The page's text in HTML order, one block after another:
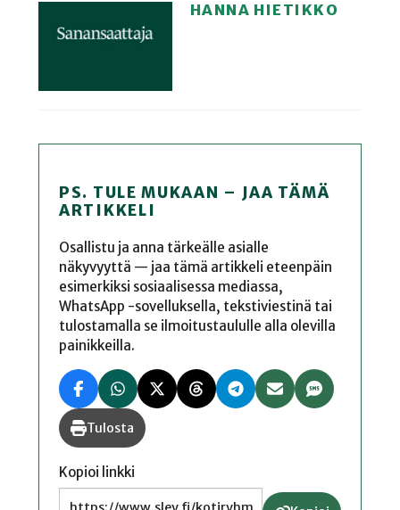
HANNA HIETIKKO
PS. TULE MUKAAN – JAA TÄMÄ
ARTIKKELI
Osallistu ja anna tärkeälle asialle
näkyvyyttä — jaa tämä artikkeli eteenpäin
esimerkiksi sosiaalisessa mediassa,
WhatsApp -sovelluksella, tekstiviestinä tai
tulostamalla se ilmoitustaululle alla olevilla
painikkeilla.
Tulosta
Kopioi linkki